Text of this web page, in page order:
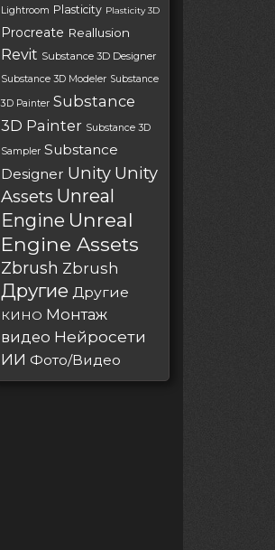
Lightroom Plasticity Plasticity 3D
Procreate Reallusion
Revit Substance 3D Designer
Substance 3D Modeler Substance
3D Painter Substance
3D Painter Substance 3D
Sampler Substance
Designer Unity Unity
Assets Unreal
Engine Unreal
Engine Assets
Zbrush Zbrush
Другие Другие
КИНО Монтаж
видео Нейросети
ИИ Фото/Видео